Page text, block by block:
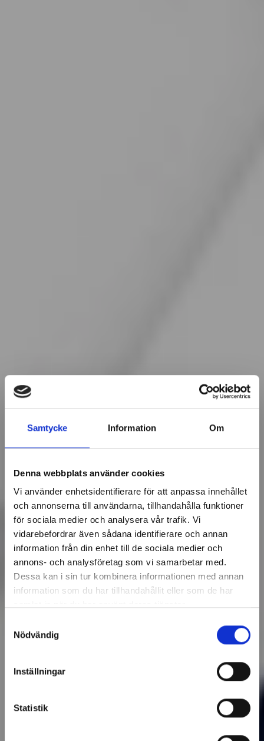
Samtycke Information Om
Denna webbplats använder cookies
Vi använder enhetsidentifierare för att anpassa innehållet
och annonserna till användarna, tillhandahålla funktioner
för sociala medier och analysera vår trafik. Vi
vidarebefordrar även sådana identifierare och annan
information från din enhet till de sociala medier och
annons- och analysföretag som vi samarbetar med.
Dessa kan i sin tur kombinera informationen med annan
information som du har tillhandahållit eller som de har
Nödvändig
Inställningar
Statistik